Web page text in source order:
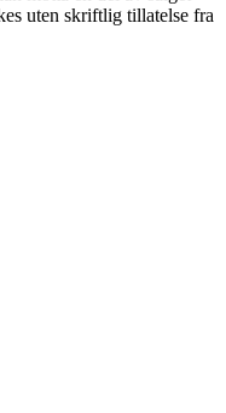
uten skriftlig tillatelse fra